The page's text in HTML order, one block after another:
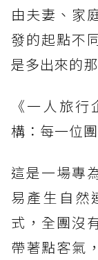
由夫妻、家
發的起點不
是多出來的
《一人旅
構：每一位
這是一場專
易產生自然
式，全團沒
帶著點客氣